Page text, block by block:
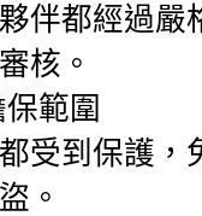
伴都經過嚴
核。
保範圍
受到保護，
。